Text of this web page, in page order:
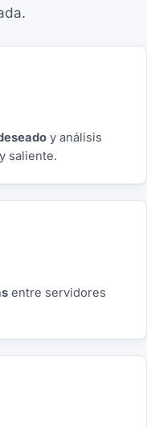
y análisis
saliente.
entre servidores